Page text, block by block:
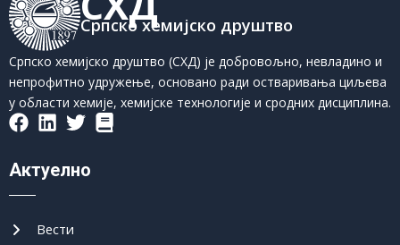
Српско хемијско друштво
Српско хемијско друштво (СХД) је добровољно, невладино и
непрофитно удружење, основано ради остваривања циљева
у области хемије, хемијске технологије и сродних дисциплина.
Актуелно
Вести